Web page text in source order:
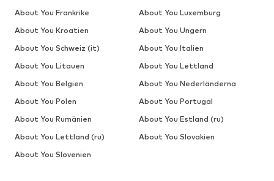
About You Frankrike
About You Luxemburg
About You Kroatien
About You Ungern
About You Schweiz (it)
About You Italien
About You Litauen
About You Lettland
About You Belgien
About You Nederländerna
About You Polen
About You Portugal
About You Rumänien
About You Estland (ru)
About You Lettland (ru)
About You Slovakien
About You Slovenien